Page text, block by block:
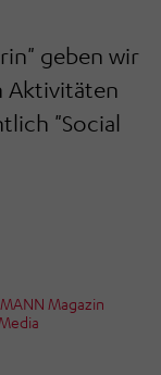
geben wir
Aktivitäten
"Social
Magazin